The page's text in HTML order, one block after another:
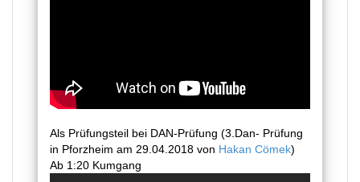
Als Prüfungsteil bei DAN-Prüfung (3.Dan- Prüfung
in Pforzheim am 29.04.2018 von Hakan Cömek)
Ab 1:20 Kumgang